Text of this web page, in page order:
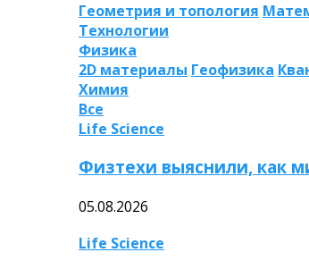
Геометрия и топология
Технологии
Физика
2D материалы Геофизика
Химия
Все
Life Science
Физтехи выяснили, как
05.08.2026
Life Science